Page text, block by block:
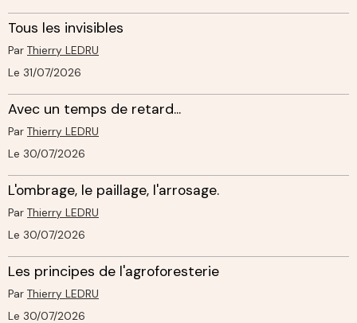
Tous les invisibles
Par Thierry LEDRU
Le 31/07/2026
Avec un temps de retard...
Par Thierry LEDRU
Le 30/07/2026
L'ombrage, le paillage, l'arrosage.
Par Thierry LEDRU
Le 30/07/2026
Les principes de l'agroforesterie
Par Thierry LEDRU
Le 30/07/2026